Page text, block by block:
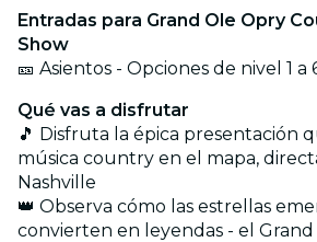
Entradas para Grand Ole Opry
Show
🎫 Asientos - Opciones de nivel 1 a
Qué vas a disfrutar
🎵 Disfruta la épica presentación
música country en el mapa,
Nashville
👑 Observa cómo las estrellas
convierten en leyendas - el